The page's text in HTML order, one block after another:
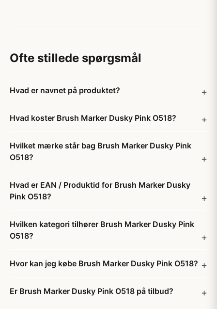
Ofte stillede spørgsmål
Hvad er navnet på produktet?
Hvad koster Brush Marker Dusky Pink O518?
Hvilket mærke står bag Brush Marker Dusky Pink
O518?
Hvad er EAN / Produktid for Brush Marker Dusky
Pink O518?
Hvilken kategori tilhører Brush Marker Dusky Pink
O518?
Hvor kan jeg købe Brush Marker Dusky Pink O518?
Er Brush Marker Dusky Pink O518 på tilbud?